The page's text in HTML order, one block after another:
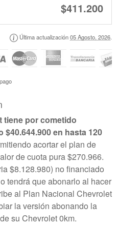
tiene por cometido
en hasta 120
acortar el plan de
de cuota pura $270.966.
$8.128.980) no financiado
tendrá que abonarlo al hacer
al Plan Nacional Chevrolet
la versión abonando la
su Chevrolet 0km.
$411.200
Última actualización05 Agosto, 2026.